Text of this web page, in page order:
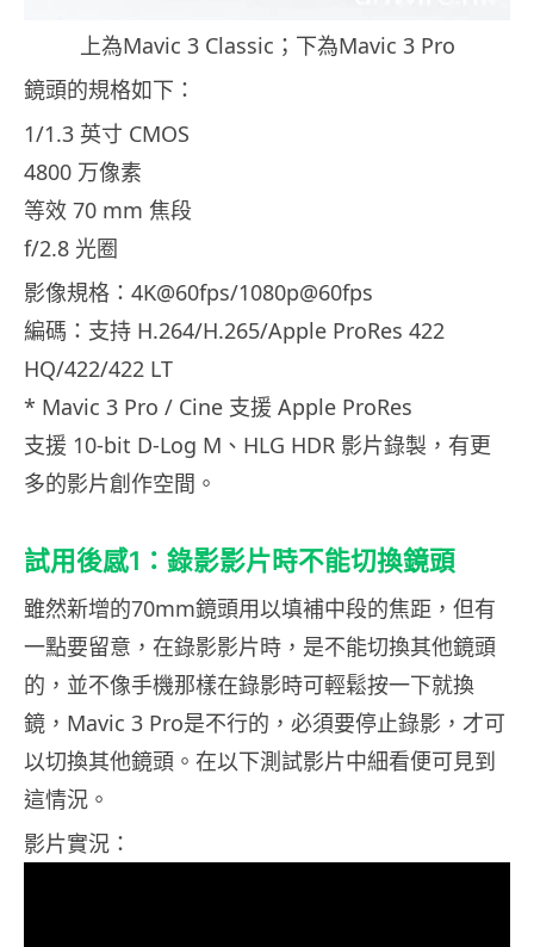
上為Mavic 3 Classic；下為Mavic 3 Pro
鏡頭的規格如下：
1/1.3 英寸 CMOS
4800 万像素
等效 70 mm 焦段
f/2.8 光圈
影像規格：4K@60fps/1080p@60fps
編碼：支持 H.264/H.265/Apple ProRes 422
HQ/422/422 LT
* Mavic 3 Pro / Cine 支援 Apple ProRes
支援 10-bit D-Log M、HLG HDR 影片錄製，有更
多的影片創作空間。
試用後感1：錄影影片時不能切換鏡頭
雖然新增的70mm鏡頭用以填補中段的焦距，但有
一點要留意，在錄影影片時，是不能切換其他鏡頭
的，並不像手機那樣在錄影時可輕鬆按一下就換
鏡，Mavic 3 Pro是不行的，必須要停止錄影，才可
以切換其他鏡頭。在以下測試影片中細看便可見到
這情況。
影片實況：